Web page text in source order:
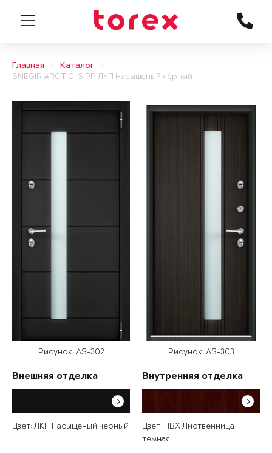
Главная
Каталог
SNEGIR ARCTIC-S PP ЛКП Насыщеный чёрный
Рисунок: AS-302
Внешняя отделка
Цвет: ЛКП Насыщеный чёрный
Рисунок: AS-303
Внутренняя отделка
Цвет: ПВХ Лиственница
темная